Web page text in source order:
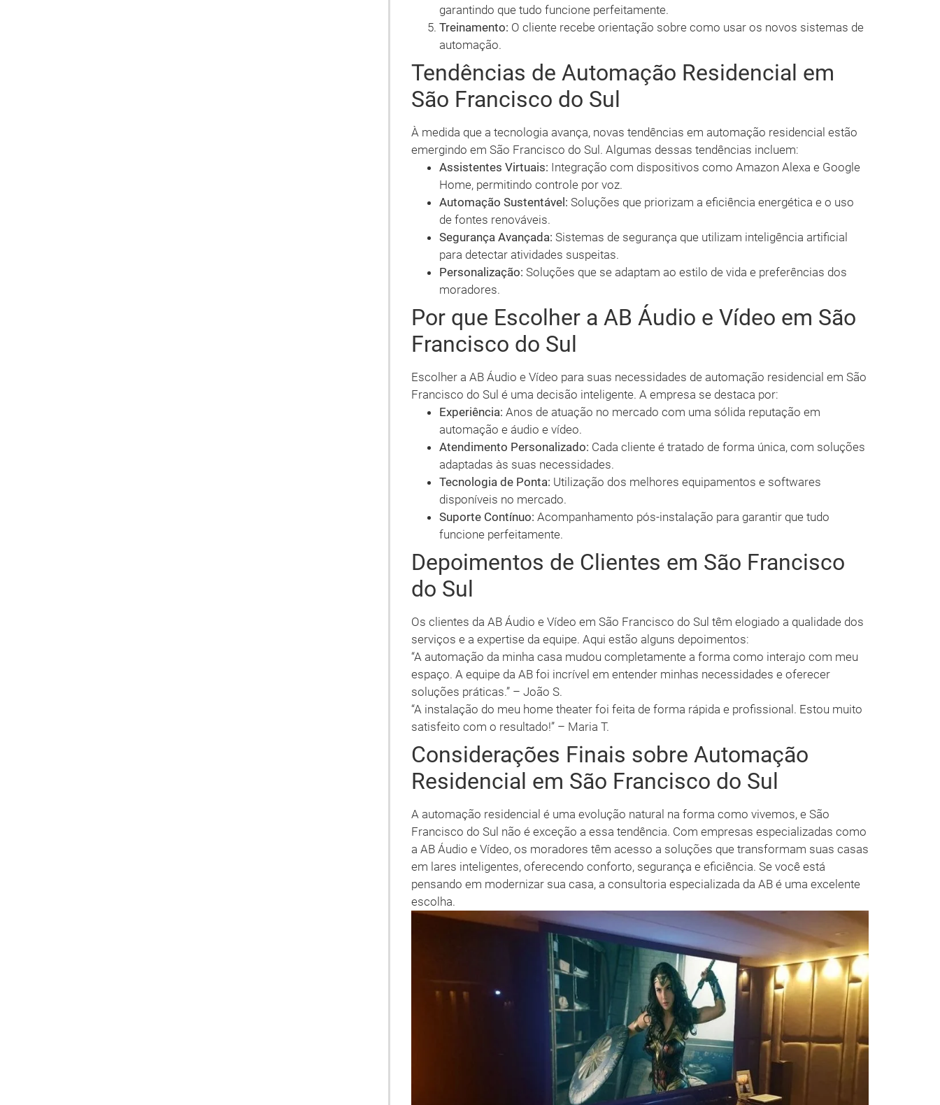
garantindo que tudo funcione perfeitamente.
Treinamento: O cliente recebe orientação sobre como usar os novos sistemas de
automação.
Tendências de Automação Residencial em
São Francisco do Sul
À medida que a tecnologia avança, novas tendências em automação residencial estão
emergindo em São Francisco do Sul. Algumas dessas tendências incluem:
Assistentes Virtuais: Integração com dispositivos como Amazon Alexa e Google
Home, permitindo controle por voz.
Automação Sustentável: Soluções que priorizam a eficiência energética e o uso
de fontes renováveis.
Segurança Avançada: Sistemas de segurança que utilizam inteligência artificial
para detectar atividades suspeitas.
Personalização: Soluções que se adaptam ao estilo de vida e preferências dos
moradores.
Por que Escolher a AB Áudio e Vídeo em São
Francisco do Sul
Escolher a AB Áudio e Vídeo para suas necessidades de automação residencial em São
Francisco do Sul é uma decisão inteligente. A empresa se destaca por:
Experiência: Anos de atuação no mercado com uma sólida reputação em
automação e áudio e vídeo.
Atendimento Personalizado: Cada cliente é tratado de forma única, com soluções
adaptadas às suas necessidades.
Tecnologia de Ponta: Utilização dos melhores equipamentos e softwares
disponíveis no mercado.
Suporte Contínuo: Acompanhamento pós-instalação para garantir que tudo
funcione perfeitamente.
Depoimentos de Clientes em São Francisco
do Sul
Os clientes da AB Áudio e Vídeo em São Francisco do Sul têm elogiado a qualidade dos
serviços e a expertise da equipe. Aqui estão alguns depoimentos:
“A automação da minha casa mudou completamente a forma como interajo com meu
espaço. A equipe da AB foi incrível em entender minhas necessidades e oferecer
soluções práticas.” – João S.
“A instalação do meu home theater foi feita de forma rápida e profissional. Estou muito
satisfeito com o resultado!” – Maria T.
Considerações Finais sobre Automação
Residencial em São Francisco do Sul
A automação residencial é uma evolução natural na forma como vivemos, e São
Francisco do Sul não é exceção a essa tendência. Com empresas especializadas como
a AB Áudio e Vídeo, os moradores têm acesso a soluções que transformam suas casas
em lares inteligentes, oferecendo conforto, segurança e eficiência. Se você está
pensando em modernizar sua casa, a consultoria especializada da AB é uma excelente
escolha.